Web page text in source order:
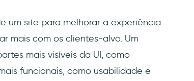
um site para melhorar a experiência
mais com os clientes-alvo. Um
mais visíveis da UI, como
funcionais, como usabilidade e